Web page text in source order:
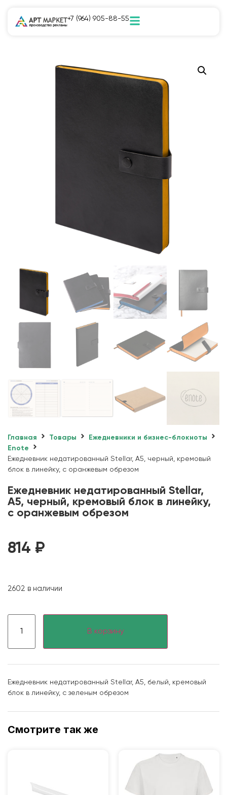
+7 (964) 905-88-55
Главная Товары
Ежедневники и бизнес-блокноты
Enote
Ежедневник недатированный Stellar, А5, черный, кремовый
блок в линейку, с оранжевым обрезом
Ежедневник недатированный Stellar,
А5, черный, кремовый блок в линейку,
с оранжевым обрезом
814 ₽
2602 в наличии
В корзину
Ежедневник недатированный Stellar, А5, белый, кремовый
блок в линейку, с зеленым обрезом
Смотрите так же